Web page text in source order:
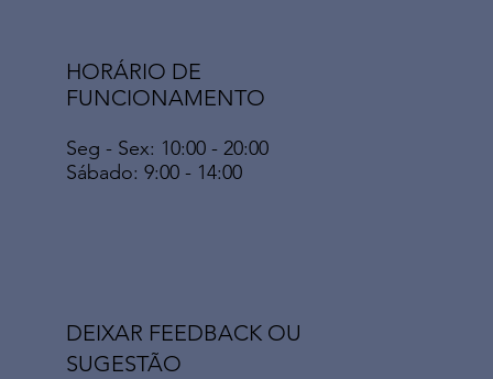
Seg - Sex: 10:00 - 20:00
​​Sábado: 9:00 - 14:00
HORÁRIO DE
FUNCIONAMENTO
DEIXAR FEEDBACK OU
SUGESTÃO